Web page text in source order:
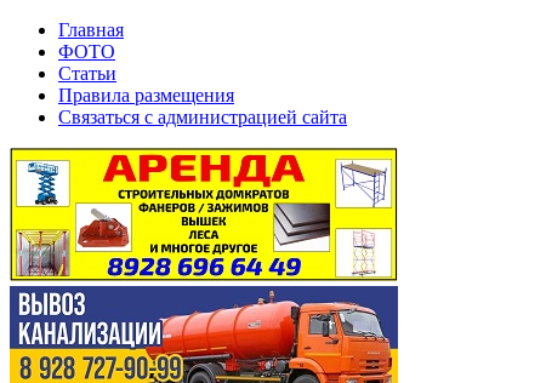
Главная
ФОТО
Статьи
Правила размещения
Связаться с администрацией сайта